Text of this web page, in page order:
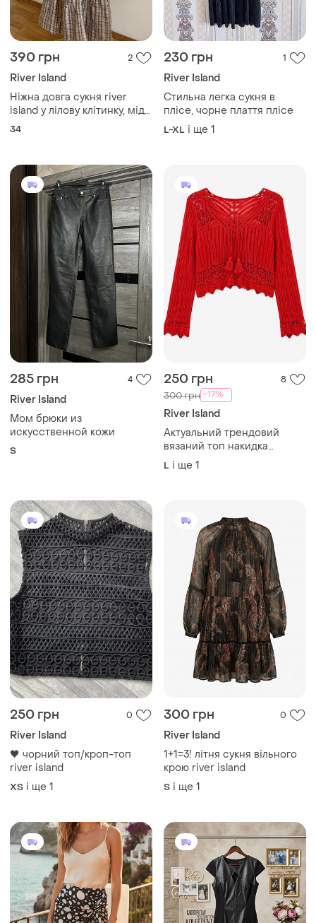
390 грн 2
River Island
Ніжна довга сукня river
island у лілову клітинку, міді,
квадратний виріз, ґудзики
34
230 грн 1
River Island
Стильна легка сукня в
плісе, чорне плаття плісе
L-XL і ще 1
285 грн 4
River Island
Мом брюки из
искусственной кожи
S
250 грн 8
300 грн -17%
River Island
Актуальний трендовий
вязаний топ накидка
макраме в пляжному стилі
river island uk 14 підійде на
L і ще 1
250 грн 0
River Island
🖤 чорний топ/кроп-топ
river island
ХS і ще 1
300 грн 0
River Island
1+1=3! літня сукня вільного
крою river island
S і ще 1